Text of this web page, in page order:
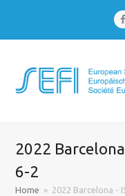
2022
6-2
Home » 2022 Barcelona -